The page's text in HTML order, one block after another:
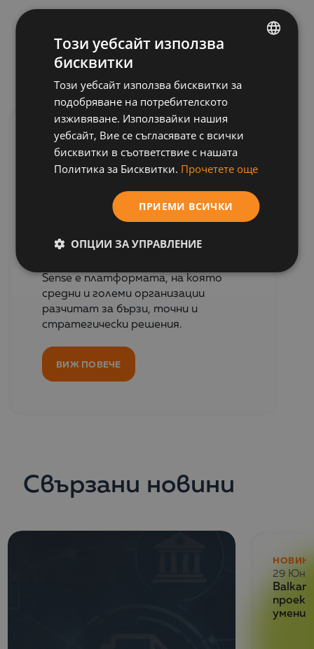
Бизнес софтуер
СОФТУЕР
по целия свят и отличен като
Sense е платформата, на която
средни и големи организации
разчитат за бързи, точни и
стратегически решения.
ВИЖ ПОВЕЧЕ
Свързани новини
29 Юни
Balkan
ENGLISH
Този уебсайт използва
бисквитки
Този уебсайт използва бисквитки за
подобряване на потребителското
изживяване. Използвайки нашия
уебсайт, Вие се съгласявате с всички
бисквитки в съответствие с нашата
Политика за Бисквитки. Прочетете още
ПРИЕМИ ВСИЧКИ
ОПЦИИ ЗА УПРАВЛЕНИЕ